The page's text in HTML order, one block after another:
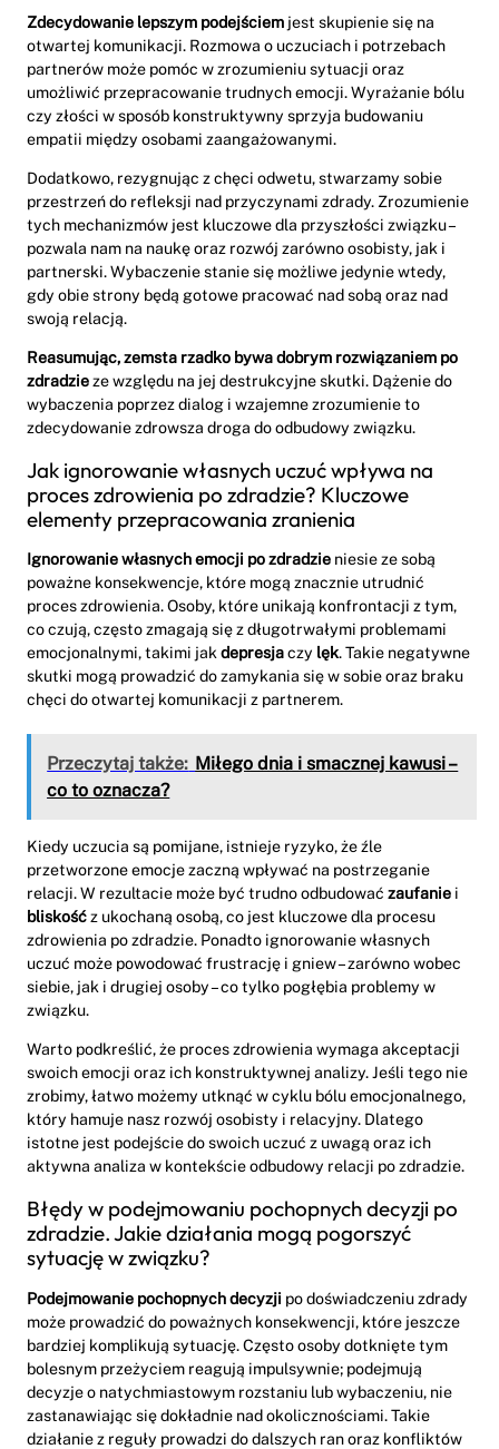
Zdecydowanie lepszym podejściem jest skupienie się na
otwartej komunikacji. Rozmowa o uczuciach i potrzebach
partnerów może pomóc w zrozumieniu sytuacji oraz
umożliwić przepracowanie trudnych emocji. Wyrażanie bólu
czy złości w sposób konstruktywny sprzyja budowaniu
empatii między osobami zaangażowanymi.
Dodatkowo, rezygnując z chęci odwetu, stwarzamy sobie
przestrzeń do refleksji nad przyczynami zdrady. Zrozumienie
tych mechanizmów jest kluczowe dla przyszłości związku –
pozwala nam na naukę oraz rozwój zarówno osobisty, jak i
partnerski. Wybaczenie stanie się możliwe jedynie wtedy,
gdy obie strony będą gotowe pracować nad sobą oraz nad
swoją relacją.
Reasumując, zemsta rzadko bywa dobrym rozwiązaniem po
zdradzieze względu na jej destrukcyjne skutki. Dążenie do
wybaczenia poprzez dialog i wzajemne zrozumienie to
zdecydowanie zdrowsza droga do odbudowy związku.
Jak ignorowanie własnych uczuć wpływa na
proces zdrowienia po zdradzie? Kluczowe
elementy przepracowania zranienia
Ignorowanie własnych emocji po zdradzie niesie ze sobą
poważne konsekwencje, które mogą znacznie utrudnić
proces zdrowienia. Osoby, które unikają konfrontacji z tym,
co czują, często zmagają się z długotrwałymi problemami
emocjonalnymi, takimi jakdepresjaczy lęk. Takie negatywne
skutki mogą prowadzić do zamykania się w sobie oraz braku
chęci do otwartej komunikacji z partnerem.
Przeczytaj także: Miłego dnia i smacznej kawusi –
co to oznacza?
Kiedy uczucia są pomijane, istnieje ryzyko, że źle
przetworzone emocje zaczną wpływać na postrzeganie
relacji. W rezultacie może być trudno odbudować zaufanie i
bliskośćz ukochaną osobą, co jest kluczowe dla procesu
zdrowienia po zdradzie. Ponadto ignorowanie własnych
uczuć może powodować frustrację i gniew – zarówno wobec
siebie, jak i drugiej osoby – co tylko pogłębia problemy w
związku.
Warto podkreślić, że proces zdrowienia wymaga akceptacji
swoich emocji oraz ich konstruktywnej analizy. Jeśli tego nie
zrobimy, łatwo możemy utknąć w cyklu bólu emocjonalnego,
który hamuje nasz rozwój osobisty i relacyjny. Dlatego
istotne jest podejście do swoich uczuć z uwagą oraz ich
aktywna analiza w kontekście odbudowy relacji po zdradzie.
Błędy w podejmowaniu pochopnych decyzji po
zdradzie. Jakie działania mogą pogorszyć
sytuację w związku?
Podejmowanie pochopnych decyzji po doświadczeniu zdrady
może prowadzić do poważnych konsekwencji, które jeszcze
bardziej komplikują sytuację. Często osoby dotknięte tym
bolesnym przeżyciem reagują impulsywnie; podejmują
decyzje o natychmiastowym rozstaniu lub wybaczeniu, nie
zastanawiając się dokładnie nad okolicznościami. Takie
działanie z reguły prowadzi do dalszych ran oraz konfliktów